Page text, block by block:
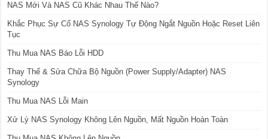
NAS Mới Và NAS Cũ Khác Nhau Thế Nào?
Khắc Phục Sự Cố NAS Synology Tự Động Ngắt Nguồn Hoặc Reset Liên
Tục
Thu Mua NAS Báo Lỗi HDD
Thay Thế & Sửa Chữa Bộ Nguồn (Power Supply/Adapter) NAS
Synology
Thu Mua NAS Lỗi Main
Xử Lý NAS Synology Không Lên Nguồn, Mất Nguồn Hoàn Toàn